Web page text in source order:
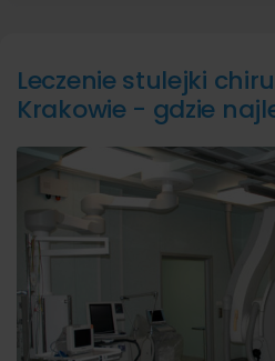
Leczenie stulejki
Krakowie - gdzie